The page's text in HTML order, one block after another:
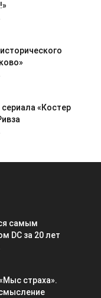
«Костер
самым
DC за 20 лет
страха».